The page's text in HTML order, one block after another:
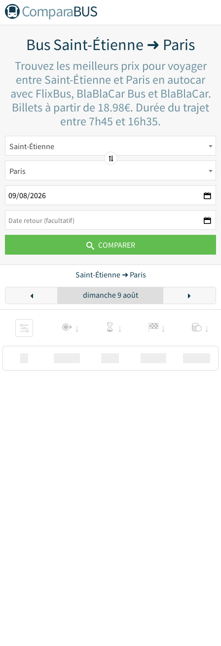
ComparaBUS
Bus Saint-Étienne ➜ Paris
Trouvez les meilleurs prix pour voyager
entre Saint-Étienne et Paris en autocar
avec FlixBus, BlaBlaCar Bus et BlaBlaCar.
Billets à partir de 18.98€. Durée du trajet
entre 7h45 et 16h35.
Saint-Étienne
Paris
COMPARER
Saint-Étienne ➜ Paris
dimanche 9 août